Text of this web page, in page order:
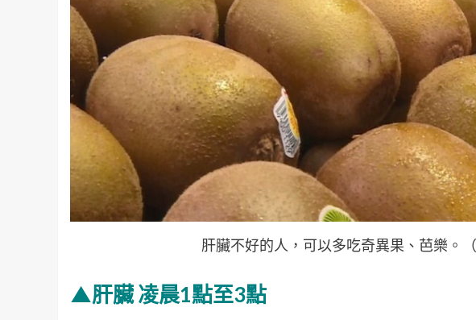
肝臟不好的人，可以多吃奇異果、芭樂。（
▲肝臟 凌晨1點至3點